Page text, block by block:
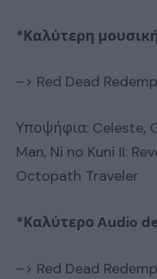
*Καλύτερη
–> Red Dead
Υποψήφια: Celeste,
Man, Ni no Kuni II:
Octopath Traveler
*Καλύτερο Audio
–> Red Dead